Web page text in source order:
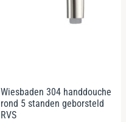
Wiesbaden 304 handdouche
rond 5 standen geborsteld
RVS